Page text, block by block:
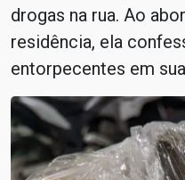
drogas na rua. Ao
residência, ela
entorpecentes em